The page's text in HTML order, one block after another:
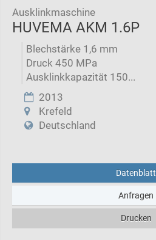
Ausklinkmaschine
HUVEMA AKM 1.6P
Blechstärke 1,6 mm
Druck 450 MPa
Ausklinkkapazität 150...
2013
Krefeld
Deutschland
Datenblatt
Anfragen
Drucken